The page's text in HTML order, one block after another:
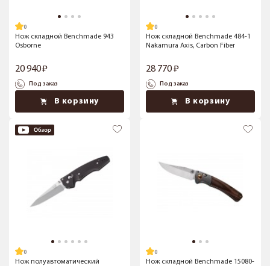
Нож складной Benchmade 943
Osborne
20 940
Под заказ
В корзину
Нож складной Benchmade 484-1
Nakamura Axis, Carbon Fiber
28 770
Под заказ
В корзину
Нож полуавтоматический
Нож складной Benchmade 15080-